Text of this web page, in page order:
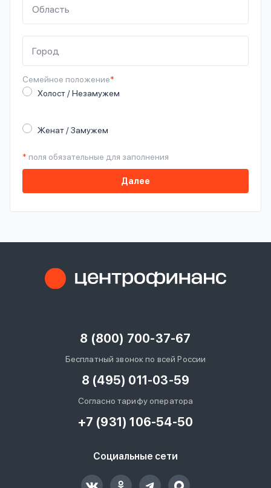
Семейное положение*
Холост / Незамужем
Женат / Замужем
* поля обязательные для заполнения
Далее
8 (800) 700-37-67
Бесплатный звонок по всей России
8 (495) 011-03-59
Согласно тарифу оператора
+7 (931) 106-54-50
Социальные сети